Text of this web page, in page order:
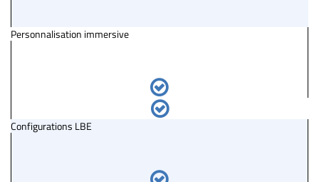
Personnalisation immersive
Configurations LBE